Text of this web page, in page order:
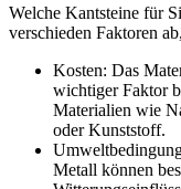
Welche Kantsteine für
verschieden Faktoren
Kosten: Das
wichtiger Faktor
Materialien wie
oder Kunststoff.
Metall können